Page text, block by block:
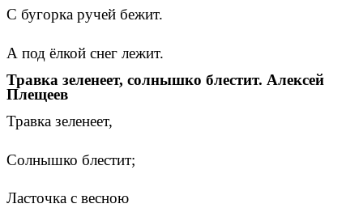
С бугорка ручей бежит.
А под ёлкой снег лежит.
Травка зеленеет, солнышко блестит. Алексей
Плещеев
Травка зеленеет,
Солнышко блестит;
Ласточка с весною